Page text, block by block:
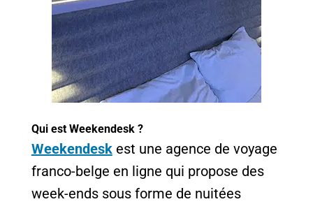
Qui est Weekendesk ?
Weekendeskest une agence de voyage
franco-belge en ligne qui propose des
week-ends sous forme de nuitées